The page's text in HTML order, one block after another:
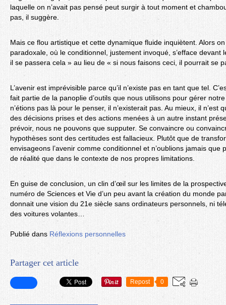
laquelle on n’avait pas pensé peut surgir à tout moment et
pas, il suggère.
Mais ce flou artistique et cette dynamique fluide inquiètent. Alors
paradoxale, où le conditionnel, justement invoqué, s’efface devant
il se passera cela » au lieu de « si nous faisons ceci, il pourrait se
L’avenir est imprévisible parce qu’il n’existe pas en tant que tel.
fait partie de la panoplie d’outils que nous utilisons pour gérer
n’étions pas là pour le penser, il n’existerait pas. Au mieux, il n’est
des décisions prises et des actions menées à un autre instant
prévoir, nous ne pouvons que supputer. Se convaincre ou
hypothèses sont des certitudes est fallacieux. Plutôt que de
envisageons l’avenir comme conditionnel et n’oublions jamais que
de réalité que dans le contexte de nos propres limitations.
En guise de conclusion, un clin d’œil sur les limites de la
numéro de Sciences et Vie d’un peu avant la création du monde
donnait une vision du 21e siècle sans ordinateurs personnels, ni
des voitures volantes…
Publié dans Réflexions personnelles
Partager cet article
Repost 0